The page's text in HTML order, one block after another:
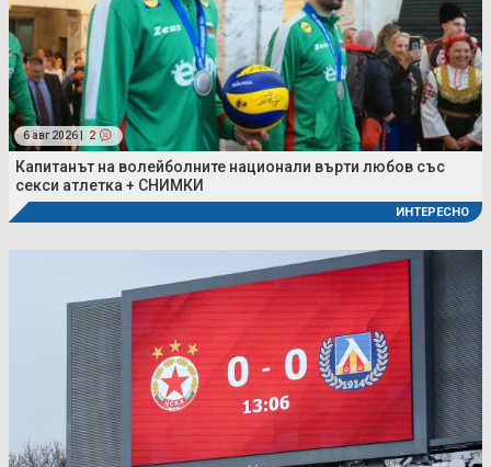
6 авг 2026 | 2
Капитанът на волейболните национали върти любов със
секси атлетка + СНИМКИ
ИНТЕРЕСНО